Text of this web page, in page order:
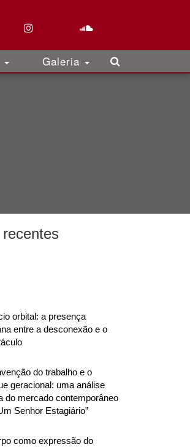
Galeria
orbital: a presença
entre a desconexão e o
do trabalho e o
geracional: uma análise
do mercado contemporâneo
Senhor Estagiário”
como expressão do